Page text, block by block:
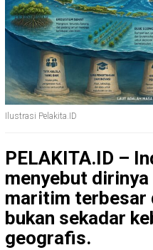
Ilustrasi Pelakita.ID
PELAKITA.ID –
menyebut
maritim terbesar
bukan sekadar
geografis.